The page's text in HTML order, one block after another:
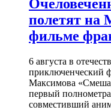
полетят на
фильме
6 августа в
приключенческий
Максимова
первый
совместивший